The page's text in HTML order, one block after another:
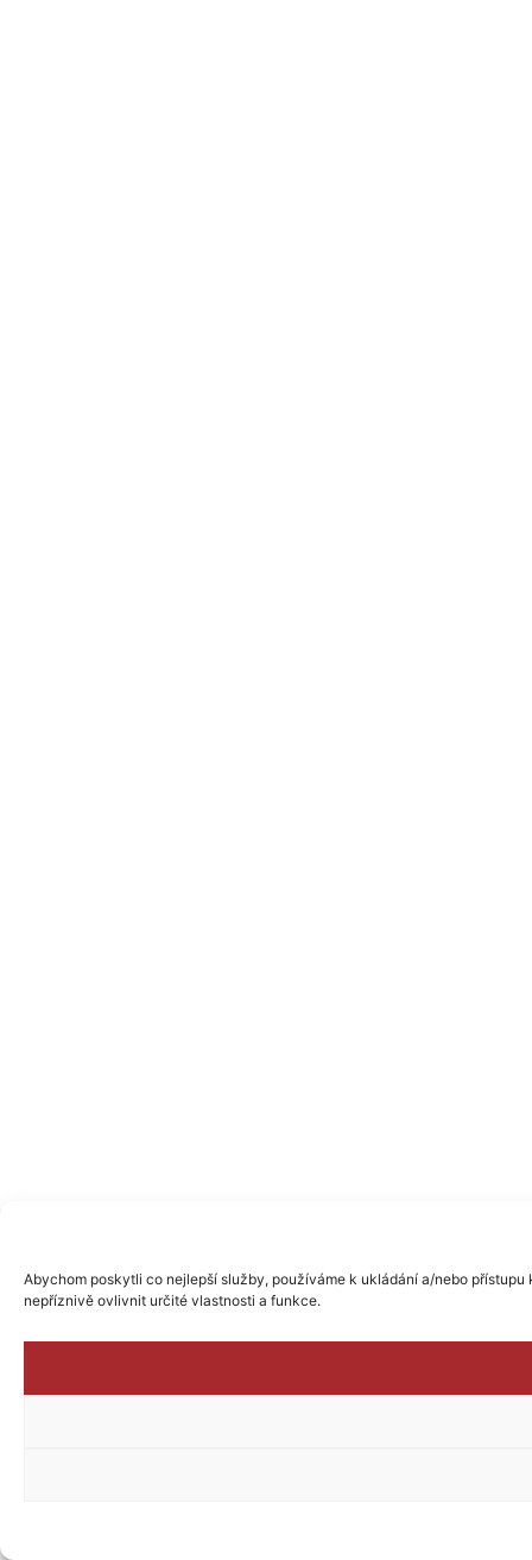
Abychom poskytli co nejlepší služby, používáme k ukládání a/nebo
nepříznivě ovlivnit určité vlastnosti a funkce.